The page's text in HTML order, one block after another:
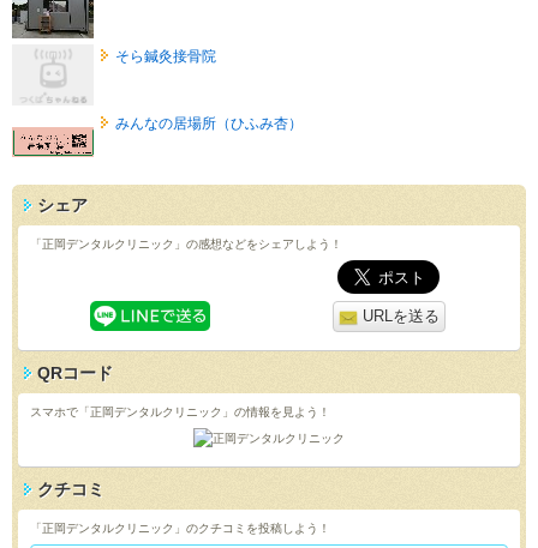
そら鍼灸接骨院
みんなの居場所（ひふみ杏）
シェア
「正岡デンタルクリニック」の感想などをシェアしよう！
URLを送る
QRコード
スマホで「正岡デンタルクリニック」の情報を見よう！
クチコミ
「正岡デンタルクリニック」のクチコミを投稿しよう！